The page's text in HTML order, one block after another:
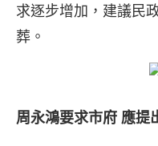
求逐步增加，建議民
葬。
周永鴻要求市府 應提